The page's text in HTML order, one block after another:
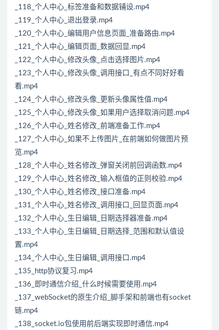
_118_个人中心_标签准备和数据铺设.mp4
_119_个人中心_退出登录.mp4
_120_个人中心_编辑用户信息页面_准备路由.mp4
_121_个人中心_编辑页面_数据回显.mp4
_122_个人中心_修改头像_点击选择图片.mp4
_123_个人中心_修改头像_调用接口_有点不同好好看
看.mp4
_124_个人中心_修改头像_更新头像属性值.mp4
_125_个人中心_修改头像_如果用户选择取消问题.mp4
_126_个人中心_姓名修改_前端准备工作.mp4
_127_个人中心_如果不上传图片_在前端如何做图片预
览.mp4
_128_个人中心_姓名修改_弹窗关闭前回调函数.mp4
_129_个人中心_姓名修改_输入框值的正则校验.mp4
_130_个人中心_姓名修改_接口准备.mp4
_131_个人中心_姓名修改_调用接口_回显页面.mp4
_132_个人中心_生日编辑_日期选择器准备.mp4
_133_个人中心_生日编辑_日期选择_范围和默认值设
置.mp4
_134_个人中心_生日编辑_调用接口.mp4
_135_http协议复习.mp4
_136_即时通信介绍_什么时候需要使用.mp4
_137_webSocket的原生介绍_脚手架和前端也有socket
链.mp4
_138_socket.io包使用前后端实现即时通信.mp4